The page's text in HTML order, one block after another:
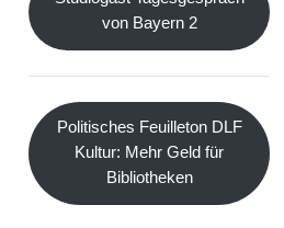
von Bayern 2
Politisches Feuilleton DLF
Kultur: Mehr Geld für
Bibliotheken